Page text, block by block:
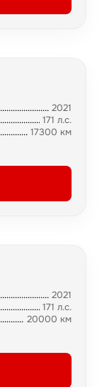
2021
171 л.с.
17300 км
2021
171 л.с.
20000 км